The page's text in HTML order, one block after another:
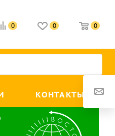
0 0 0
КОНТАКТЫ